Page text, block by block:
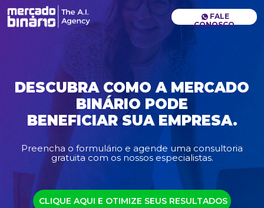
FALE
CONOSCO
DESCUBRA COMO A MERCADO
BINÁRIO PODE
BENEFICIAR SUA EMPRESA.
Preencha o formulário e agende uma consultoria
gratuita com os nossos especialistas.
CLIQUE AQUI E OTIMIZE SEUS RESULTADOS